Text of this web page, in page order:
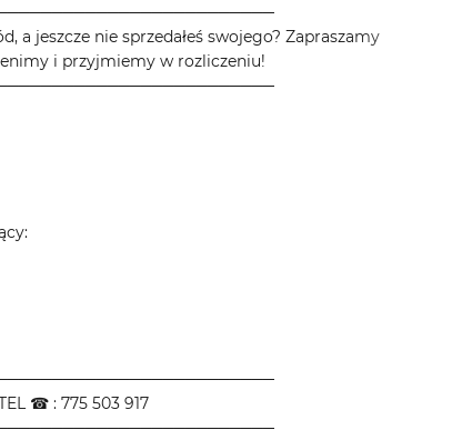
a jeszcze nie sprzedałeś swojego? Zapraszamy
i przyjmiemy w rozliczeniu!
☎ : 775 503 917